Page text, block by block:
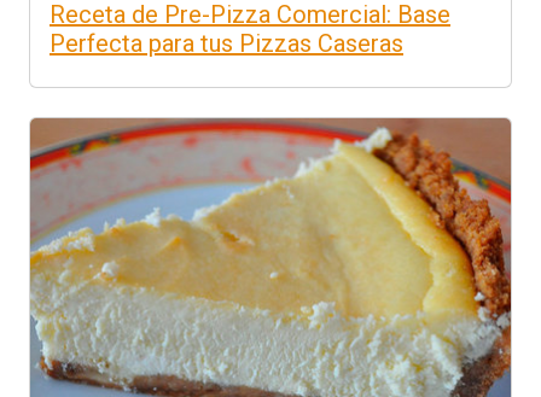
Receta de Pre-Pizza Comercial: Base
Perfecta para tus Pizzas Caseras